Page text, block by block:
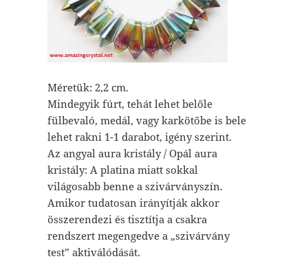
Méretük: 2,2 cm.
Mindegyik fúrt, tehát lehet belőle
fülbevaló, medál, vagy karkötőbe is bele
lehet rakni 1-1 darabot, igény szerint.
Az angyal aura kristály / Opál aura
kristály: A platina miatt sokkal
világosabb benne a szivárványszín.
Amikor tudatosan irányítják akkor
összerendezi és tisztítja a csakra
rendszert megengedve a „szivárvány
test” aktiválódását.